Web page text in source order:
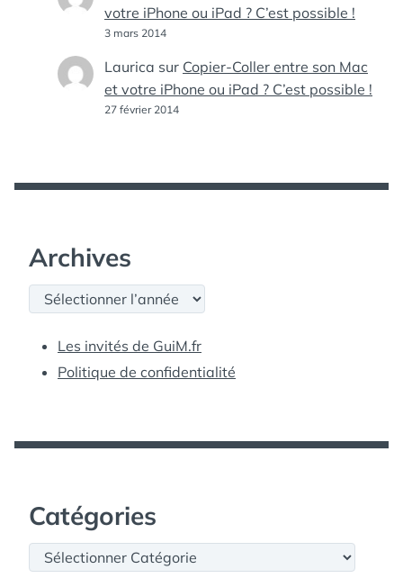
votre iPhone ou iPad ? C’est possible !
3 mars 2014
Laurica sur Copier-Coller entre son Mac
et votre iPhone ou iPad ? C’est possible !
27 février 2014
Archives
Archives
Les invités de GuiM.fr
Politique de confidentialité
Catégories
Catégories